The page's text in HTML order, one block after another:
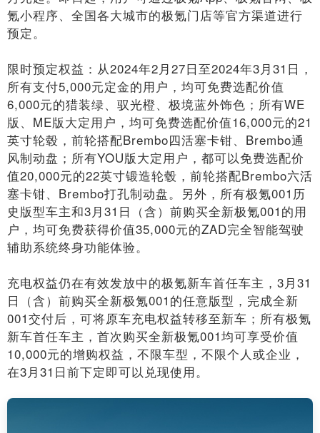
氪小程序、全国各大城市的极氪门店等官方渠道进行
预定。
限时预定权益：从2024年2月27日至2024年3月31日，
所有支付5,000元定金的用户，均可免费选配价值
6,000元的猎装绿、驭光橙、极境蓝外饰色；所有WE
版、ME版大定用户，均可免费选配价值16,000元的21
英寸轮毂，前轮搭配Brembo四活塞卡钳、Brembo通
风制动盘；所有YOU版大定用户，都可以免费选配价
值20,000元的22英寸锻造轮毂，前轮搭配Brembo六活
塞卡钳、Brembo打孔制动盘。另外，所有极氪001历
史版型车主和3月31日（含）前购买全新极氪001的用
户，均可免费获得价值35,000元的ZAD完全智能驾驶
辅助系统终身功能体验。
充电权益仍在有效发放中的极氪新车首任车主，3月31
日（含）前购买全新极氪001的任意版型，完成全新
001交付后，可将原车充电权益转移至新车；所有极氪
新车首任车主，首次购买全新极氪001均可享受价值
10,000元的增购权益，不限车型，不限个人或企业，
在3月31日前下定即可以兑现使用。